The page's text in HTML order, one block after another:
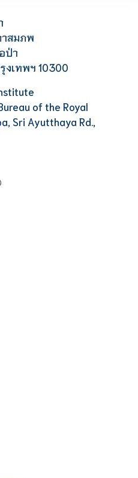
สมภพ
ป่า
เทพฯ 10300
of the Royal
Sri Ayutthaya Rd.,